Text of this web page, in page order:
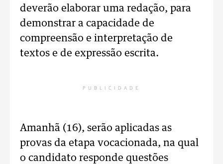
deverão elaborar uma redação, para
demonstrar a capacidade de
compreensão e interpretação de
textos e de expressão escrita.
PUBLICIDADE
Amanhã (16), serão aplicadas as
provas da etapa vocacionada, na qual
o candidato responde questões